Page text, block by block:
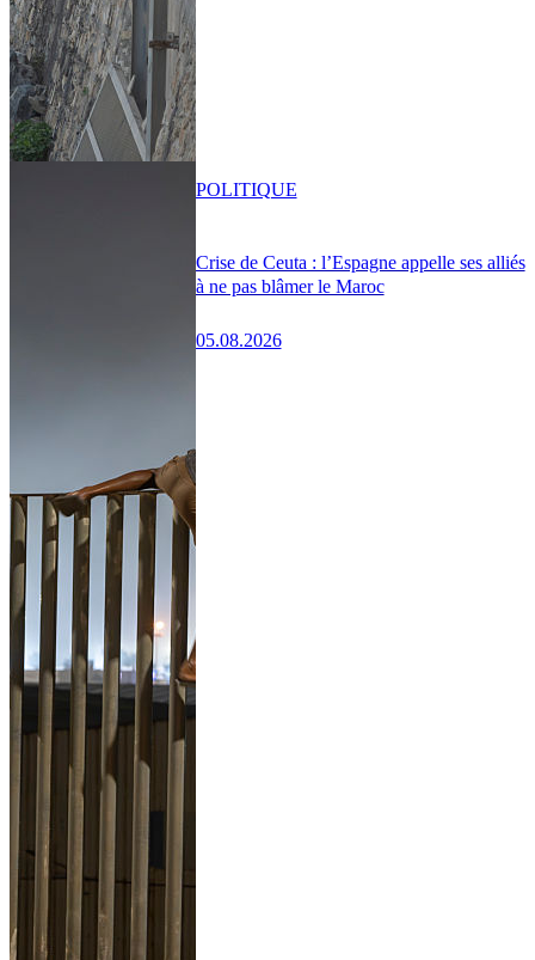
Crise de Ceuta : l’Espagne appelle ses alliés
à ne pas blâmer le Maroc
05.08.2026
POLITIQUE